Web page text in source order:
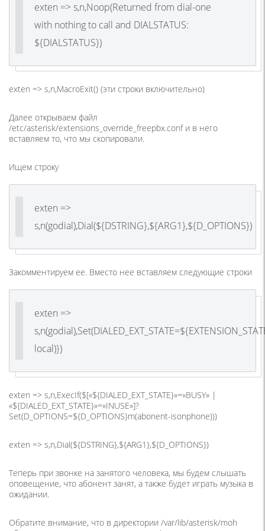
exten => s,n,Noop(Returned from dial-one
with nothing to call and DIALSTATUS:
${DIALSTATUS})
exten => s,n,MacroExit() (эти строки включительно)
Далее открываем файл
/etc/asterisk/extensions_override_freepbx.conf и в него
вставляем то, что мы скопировали.
Ищем строку
exten =>
s,n(godial),Dial(${DSTRING},${ARG1},${D_OPTIONS})
Закомментируем ее. Вместо нее вставляем следующие строки
exten =>
local)})
exten => s,n,ExecIf($[«${DIALED_EXT_STATE}»=»BUSY» |
«${DIALED_EXT_STATE}»=»INUSE»]?
Set(D_OPTIONS=${D_OPTIONS}m(abonent-isonphone)))
exten => s,n,Dial(${DSTRING},${ARG1},${D_OPTIONS})
Теперь при звонке на занятого человека, мы будем слышать
оповещение, что абонент занят, а также будет играть музыка в
ожидании.
Обратите внимание, что в директории /var/lib/asterisk/moh